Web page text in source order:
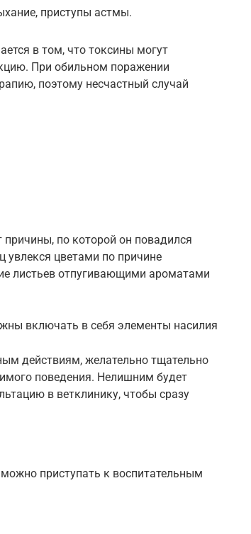
приступы астмы.
в том, что токсины могут
При обильном поражении
поэтому несчастный случай
по которой он повадился
увлекся цветами по причине
листьев отпугивающими ароматами
включать в себя элементы насилия
действиям, желательно тщательно
поведения. Нелишним будет
в ветклинику, чтобы сразу
приступать к воспитательным